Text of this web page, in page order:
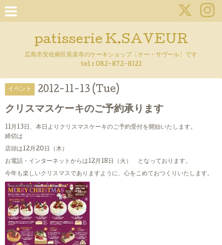
patisserie K.SAVEUR
広島市安佐南区長楽寺のケーキショップ〔ケー・サヴール〕です
tel : 082-872-8121
イベント 2012-11-13 (Tue)
クリスマスケーキのご予約承ります
11月13日、本日よりクリスマスケーキのご予約受付を開始いたします。
締切は
店頭は12月20日（木）
お電話・インターネットからは12月18日（火） となっております。
今年も楽しいクリスマスでありますように、心をこめておつくりいたします。